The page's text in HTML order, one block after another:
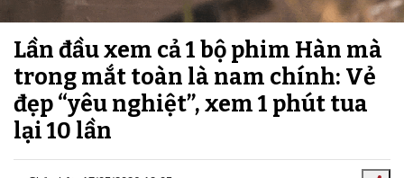
Lần đầu xem cả 1 bộ phim Hàn mà
trong mắt toàn là nam chính: Vẻ
đẹp “yêu nghiệt”, xem 1 phút tua
lại 10 lần